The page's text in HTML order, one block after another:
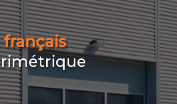
français